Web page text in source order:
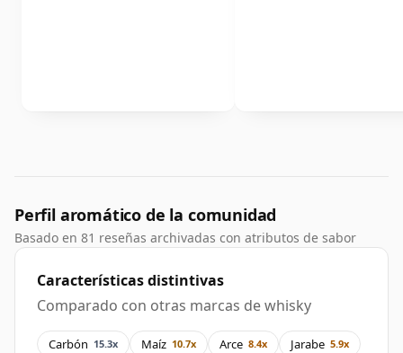
Perfil aromático de la comunidad
Basado en 81 reseñas archivadas con atributos de sabor
Características distintivas
Comparado con otras marcas de whisky
Carbón 15.3x Maíz 10.7x Arce 8.4x Jarabe 5.9x